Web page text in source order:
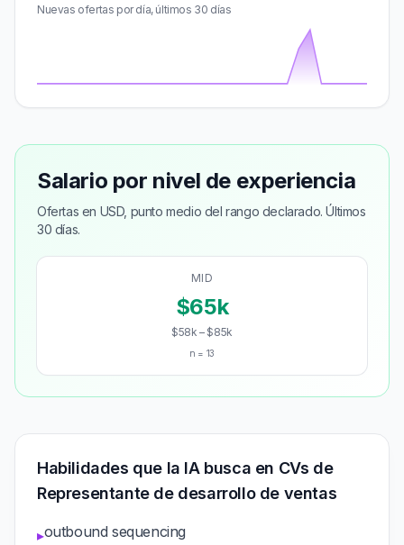
Nuevas ofertas por día, últimos 30 días
Salario por nivel de experiencia
Ofertas en USD, punto medio del rango declarado. Últimos
30 días.
MID
$65k
$58k – $85k
n = 13
Habilidades que la IA busca en CVs de
Representante de desarrollo de ventas
▸outbound sequencing